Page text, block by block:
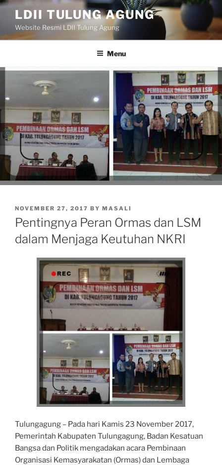
Skip
content
LDII TULUNG AGUNG
Website Resmi LDII Tulung Agung
Menu
POSTED
ON
NOVEMBER 27, 2017 BY MASALI
Pentingnya Peran Ormas dan LSM
dalam Menjaga Keutuhan NKRI
Tulungagung – Pada hari Kamis 23 November 2017,
Pemerintah Kabupaten Tulungagung, Badan Kesatuan
Bangsa dan Politik mengadakan acara Pembinaan
Organisasi Kemasyarakatan (Ormas) dan Lembaga